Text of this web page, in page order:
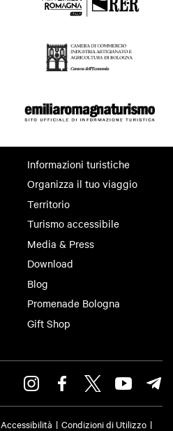
Informazioni turistiche
Organizza il tuo viaggio
Territorio
Turismo accessibile
Media & Press
Download
Blog
Promenade Bologna
Gift Shop
Accessibilità Condizioni di Utilizzo